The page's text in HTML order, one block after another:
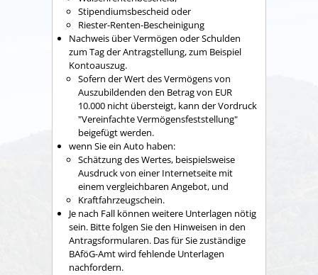
Stipendiumsbescheid oder
Riester-Renten-Bescheinigung
Nachweis über Vermögen oder Schulden
zum Tag der Antragstellung, zum Beispiel
Kontoauszug.
Sofern der Wert des Vermögens von
Auszubildenden den Betrag von EUR
10.000 nicht übersteigt, kann der Vordruck
"Vereinfachte Vermögensfeststellung"
beigefügt werden.
wenn Sie ein Auto haben:
Schätzung des Wertes, beispielsweise
Ausdruck von einer Internetseite mit
einem vergleichbaren Angebot, und
Kraftfahrzeugschein.
Je nach Fall können weitere Unterlagen nötig
sein. Bitte folgen Sie den Hinweisen in den
Antragsformularen. Das für Sie zuständige
BAföG-Amt wird fehlende Unterlagen
nachfordern.